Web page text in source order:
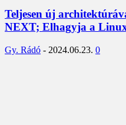
Teljesen új
NEXT; Elhagyja a Linux
Gy. Rádó - 2024.06.23. 0